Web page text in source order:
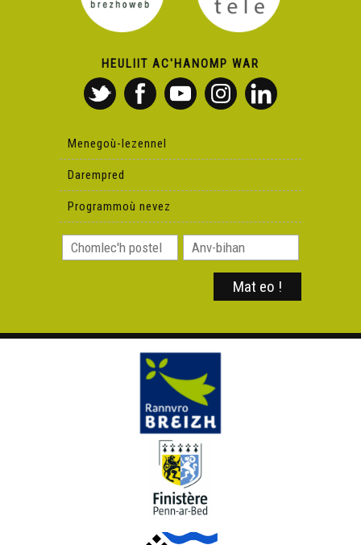
HEULIIT AC'HANOMP WAR
Menegoù-lezennel
Darempred
Programmoù nevez